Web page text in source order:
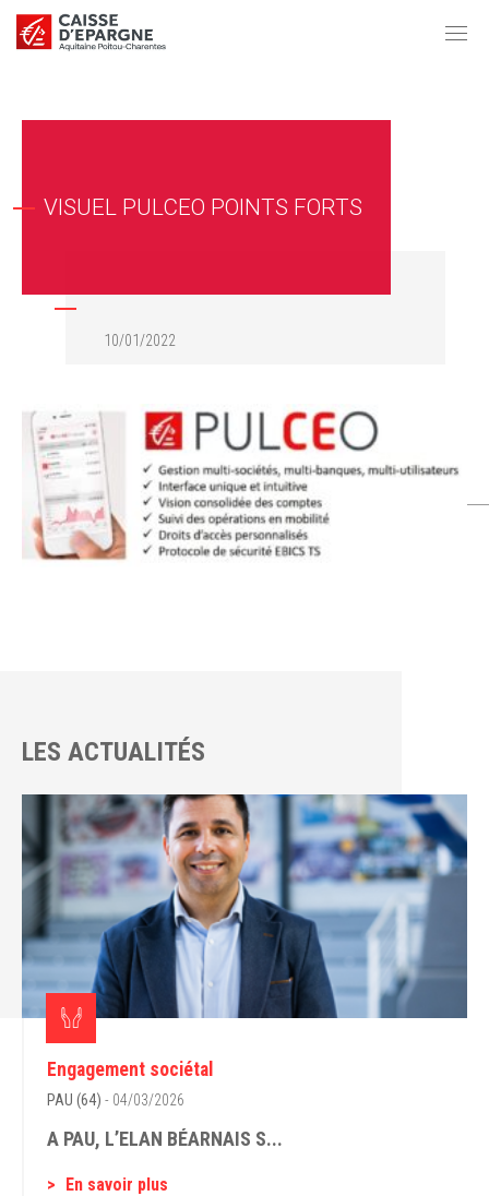
VISUEL PULCEO POINTS FORTS
10/01/2022
LES ACTUALITÉS
Engagement sociétal
PAU (64) - 04/03/2026
A PAU, L’ELAN BÉARNAIS S...
En savoir plus